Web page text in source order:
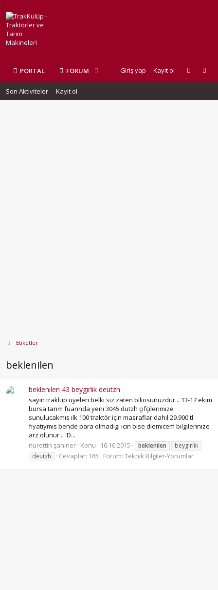
PORTAL FORUM Giriş yap Kayıt ol
Son Aktiviteler Kayıt ol
Etiketler
beklenilen
beklenılen 43 beygırlık deutzh
sayın traklup uyelerı belkı sız zaten bılıosunuzdur... 13-17 ekım
bursa tarım fuarında yenı 3045 dutzh çifçilerimize
sunulucakmıs ılk 100 traktör için masraflar dahıl 29.900 tl
fıyatıymıs bende para olmadıgı ıcın bıse dıemıcem bılgılerınıze
arz olunur... :D...
nurettin şahiner Konu 16.10.2015 beklenilen
beygirlik
deutzh
Cevaplar: 165 Forum: Teknik Bilgiler-Yorumlar